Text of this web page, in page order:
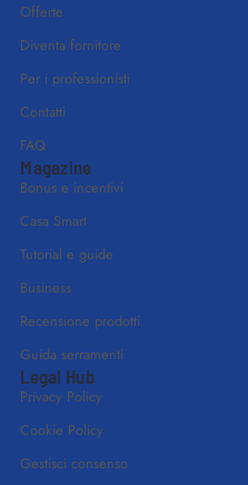
Offerte
Diventa fornitore
Per i professionisti
Contatti
FAQ
Magazine
Bonus e incentivi
Casa Smart
Tutorial e guide
Business
Recensione prodotti
Guida serramenti
Legal Hub
Privacy Policy
Cookie Policy
Gestisci consenso